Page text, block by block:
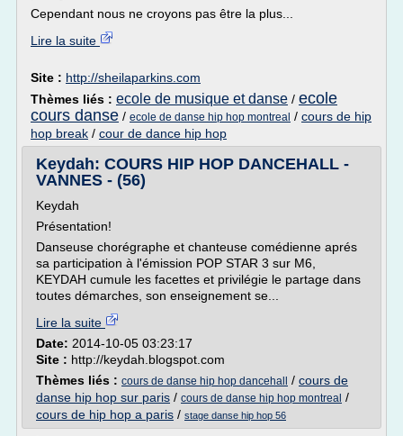
Cependant nous ne croyons pas être la plus...
Lire la suite
Site : http://sheilaparkins.com
Thèmes liés : ecole de musique et danse / ecole
cours danse / ecole de danse hip hop montreal / cours de hip
hop break / cour de dance hip hop
Keydah: COURS HIP HOP DANCEHALL -
VANNES - (56)
Keydah
Présentation!
Danseuse chorégraphe et chanteuse comédienne aprés
sa participation à l'émission POP STAR 3 sur M6,
KEYDAH cumule les facettes et privilégie le partage dans
toutes démarches, son enseignement se...
Lire la suite
Date: 2014-10-05 03:23:17
Site : http://keydah.blogspot.com
Thèmes liés : cours de danse hip hop dancehall / cours de
danse hip hop sur paris / cours de danse hip hop montreal /
cours de hip hop a paris / stage danse hip hop 56